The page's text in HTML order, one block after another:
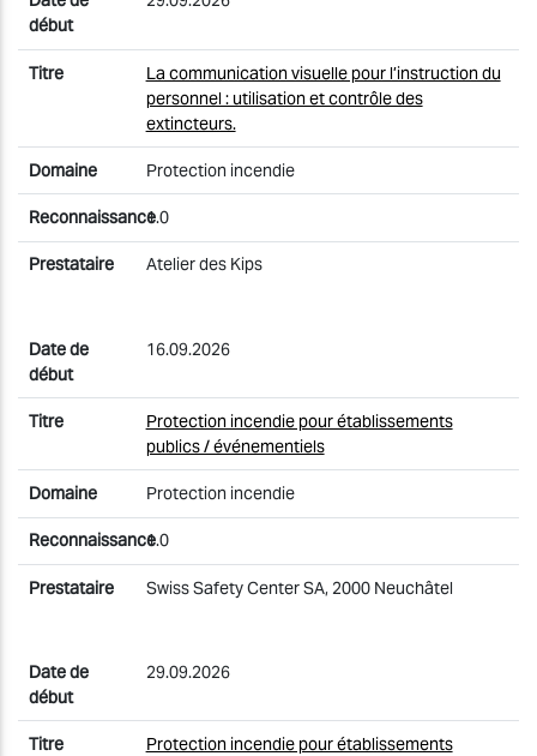
La communication visuelle pour l’instruction du
personnel : utilisation et contrôle des
extincteurs.
Protection incendie
1.0
Atelier des Kips
16.09.2026
Protection incendie pour établissements
publics / événementiels
Protection incendie
1.0
Swiss Safety Center SA, 2000 Neuchâtel
29.09.2026
Protection incendie pour établissements